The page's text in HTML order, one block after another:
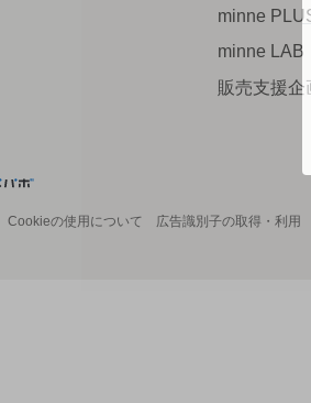
minne
minne LAB
販売支援企
Cookieの使用について 広告識別子の取得・利用